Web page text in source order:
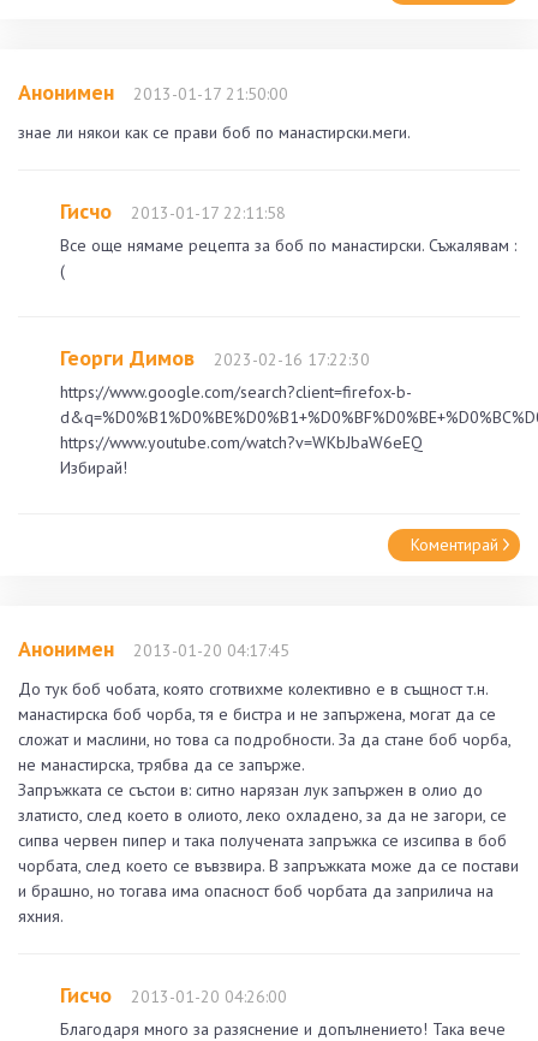
Анонимен
2013-01-17 21:50:00
знае ли някои как се прави боб по манастирски.меги.
Гисчо
2013-01-17 22:11:58
Все още нямаме рецепта за боб по манастирски. Съжалявам :
(
Георги Димов
2023-02-16 17:22:30
https://www.google.com/search?client=firefox-b-
https://www.youtube.com/watch?v=WKbJbaW6eEQ
Избирай!
Коментирай
Анонимен
2013-01-20 04:17:45
До тук боб чобата, която сготвихме колективно е в същност т.н.
манастирска боб чорба, тя е бистра и не запържена, могат да се
сложат и маслини, но това са подробности. За да стане боб чорба,
не манастирска, трябва да се запърже.
Запръжката се състои в: ситно нарязан лук запържен в олио до
златисто, след което в олиото, леко охладено, за да не загори, се
сипва червен пипер и така получената запръжка се изсипва в боб
чорбата, след което се въвзвира. В запръжката може да се постави
и брашно, но тогава има опасност боб чорбата да заприлича на
яхния.
Гисчо
2013-01-20 04:26:00
Благодаря много за разяснение и допълнението! Така вече